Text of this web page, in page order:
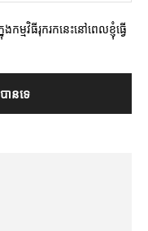
ម្មវិធីរុករកនេះនៅពេលខ្ញុំធ្វើ